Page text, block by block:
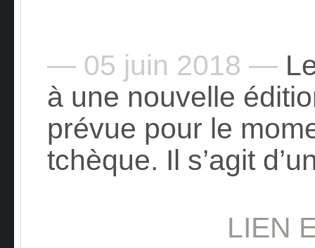
— 05 juin 2018 —
à une nouvelle
prévue pour le
tchèque. Il s’agit
LIEN